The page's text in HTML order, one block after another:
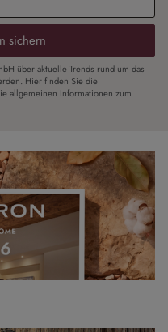
sichern
über aktuelle Trends rund um das
Hier finden Sie die
allgemeinen Informationen zum